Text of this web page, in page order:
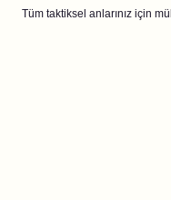
Tüm taktiksel anlarınız için